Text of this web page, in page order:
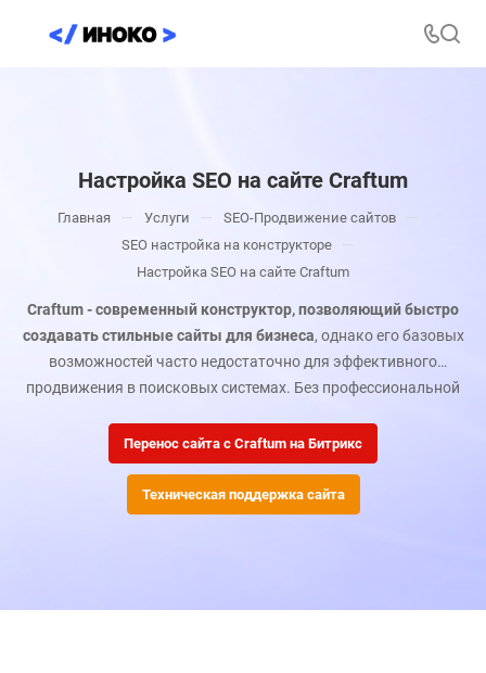
Настройка SEO на сайте Craftum
Главная — Услуги — SEO-Продвижение сайтов —
SEO настройка на конструкторе —
Настройка SEO на сайте Craftum
Craftum - современный конструктор, позволяющий быстро
создавать стильные сайты для бизнеса, однако его базовых
возможностей часто недостаточно для эффективного
продвижения в поисковых системах. Без профессиональной
топовые позиции и целевой трафик.
Перенос сайта с Craftum на Битрикс
Техническая поддержка сайта